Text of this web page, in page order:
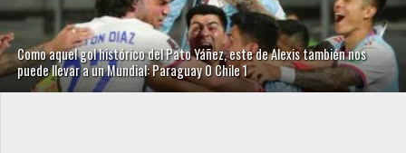
Como aquel gol histórico del Pato Yáñez, este de Alexis también nos
puede llevar a un Mundial: Paraguay 0 Chile 1